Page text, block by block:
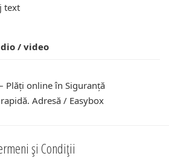
text
/ video
Plăți online în Siguranță
Adresă / Easybox
și Condiții